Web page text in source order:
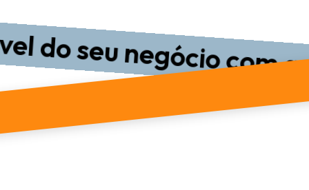
seu negócio com